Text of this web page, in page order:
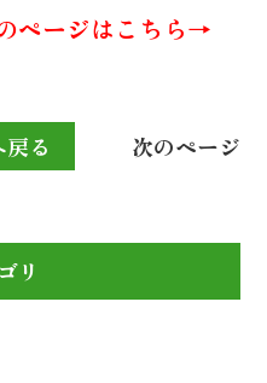
ページはこちら→
る 次のページ
リ